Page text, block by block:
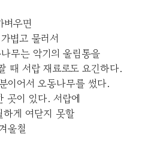
우면
볍고 물러서
무는 악기의 울림통을
때 서랍 재료로도 요긴하다.
이어서 오동나무를 썼다.
곳이 있다. 서랍에
게 여닫지 못할
울철